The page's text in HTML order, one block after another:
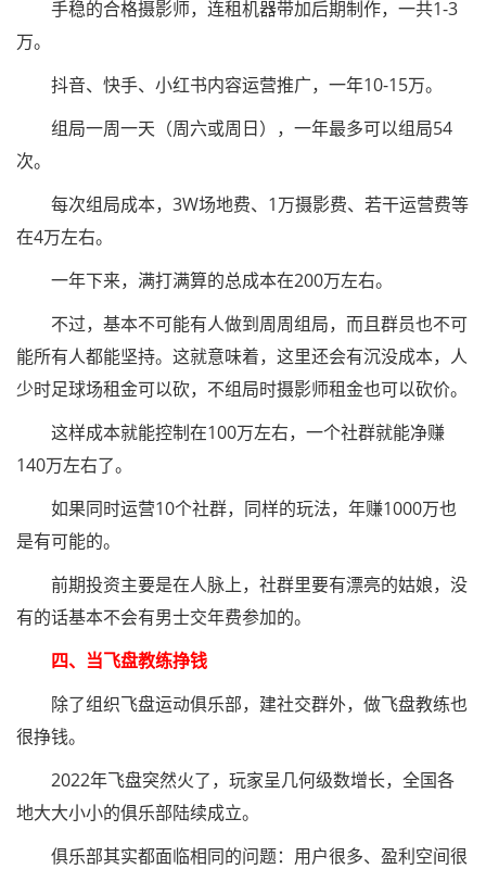
手稳的合格摄影师，连租机器带加后期制作，一共1-3
万。
抖音、快手、小红书内容运营推广，一年10-15万。
组局一周一天（周六或周日），一年最多可以组局54
次。
每次组局成本，3W场地费、1万摄影费、若干运营费等
在4万左右。
一年下来，满打满算的总成本在200万左右。
不过，基本不可能有人做到周周组局，而且群员也不可
能所有人都能坚持。这就意味着，这里还会有沉没成本，人
少时足球场租金可以砍，不组局时摄影师租金也可以砍价。
这样成本就能控制在100万左右，一个社群就能净赚
140万左右了。
如果同时运营10个社群，同样的玩法，年赚1000万也
是有可能的。
前期投资主要是在人脉上，社群里要有漂亮的姑娘，没
有的话基本不会有男士交年费参加的。
四、当飞盘教练挣钱
除了组织飞盘运动俱乐部，建社交群外，做飞盘教练也
很挣钱。
2022年飞盘突然火了，玩家呈几何级数增长，全国各
地大大小小的俱乐部陆续成立。
俱乐部其实都面临相同的问题：用户很多、盈利空间很